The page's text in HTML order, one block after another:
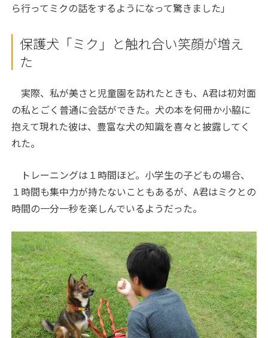
ら行ってミクの話をするようになって驚きました」
保護犬「ミク」と触れ合い笑顔が増え
た
実際、私が美さと児童園を訪れたときも、A君は初対面
の私とごく普通に会話ができた。犬の本を何冊か小脇に
抱えて現れた彼は、豊富な犬の知識を喜々と披露してく
れた。
トレーニングは１時間ほど。小学生の子どもの場合、
１時間も集中力が持たないこともあるが、A君はミクとの
時間の一分一秒を楽しんでいるようだった。